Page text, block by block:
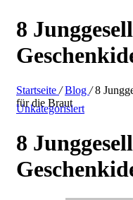
8
Startseite /Blog /8
für die Braut
Unkategorisiert
8